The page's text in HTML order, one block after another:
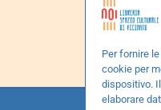
Per fornire
cookie per
dispositivo.
elaborare